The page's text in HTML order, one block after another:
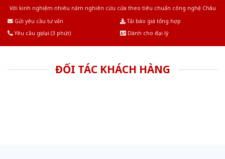
Với kinh nghiệm nhiêu năm nghiên cứu cửa theo tiêu chuẩn công nghệ Châu
Gửi yêu cầu tư vấn
Tải báo giá tổng hợp
Yêu cầu gọi lại (3 phút)
Dành cho đại lý
ĐỐI TÁC KHÁCH HÀNG